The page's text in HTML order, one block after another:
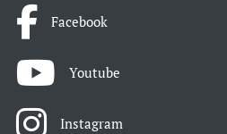
Facebook
Youtube
Instagram